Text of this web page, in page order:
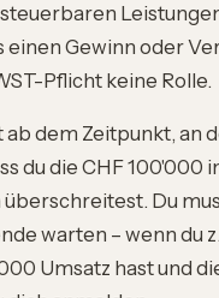
einen Gewinn oder
Pflicht keine Rolle.
dem Zeitpunkt, an
du die CHF 100'000
Du
warten – wenn du
Umsatz hast und